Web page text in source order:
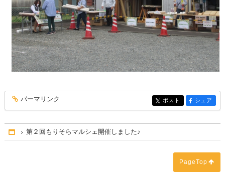
entry263
パーマリンク entry263
ポスト entry263
シェア
Home
第２回もりそらマルシェ開催しました♪
PageTop